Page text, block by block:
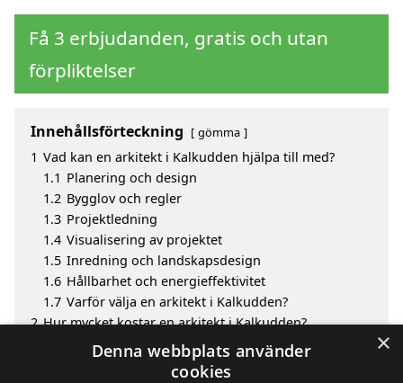
Få 3 erbjudanden, gratis och utan
förpliktelser
Innehållsförteckning gömma
1 Vad kan en arkitekt i Kalkudden hjälpa till med?
1.1 Planering och design
1.2 Bygglov och regler
1.3 Projektledning
1.4 Visualisering av projektet
1.5 Inredning och landskapsdesign
1.6 Hållbarhet och energieffektivitet
1.7 Varför välja en arkitekt i Kalkudden?
2 Hur mycket kostar en arkitekt i Kalkudden?
Fördelar med att välja arkitekt i Kalkudden
Sök efter en skicklig arkitekt i de omgivande städerna
×
Denna webbplats använder
cookies